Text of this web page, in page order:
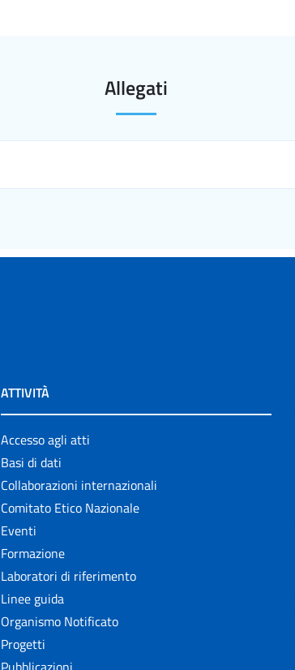
Allegati
ATTIVITÀ
Accesso agli atti
Basi di dati
Collaborazioni internazionali
Comitato Etico Nazionale
Eventi
Formazione
Laboratori di riferimento
Linee guida
Organismo Notificato
Progetti